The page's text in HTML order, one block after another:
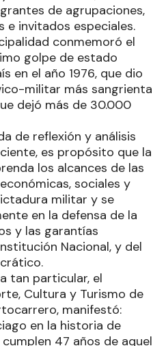
militar, los profesores
Antonio Prieto, familiares
de agrupaciones,
invitados especiales.
conmemoró el
golpe de estado
en el año 1976, que dio
militar más sangrienta
dejó más de 30.000
de reflexión y análisis
es propósito que la
los alcances de las
sociales y
militar y se
en la defensa de la
y las garantías
Nacional, y del
tan particular, el
Cultura y Turismo de
manifestó: